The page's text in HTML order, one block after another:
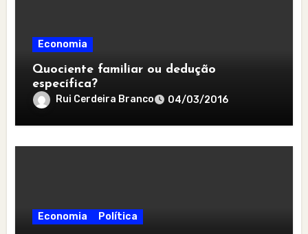
Economia
Quociente familiar ou dedução
específica?
Rui Cerdeira Branco 04/03/2016
Economia Política